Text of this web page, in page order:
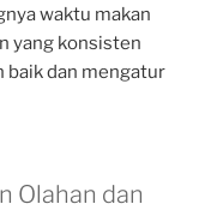
waktu makan
yang konsisten
dan mengatur
Olahan dan